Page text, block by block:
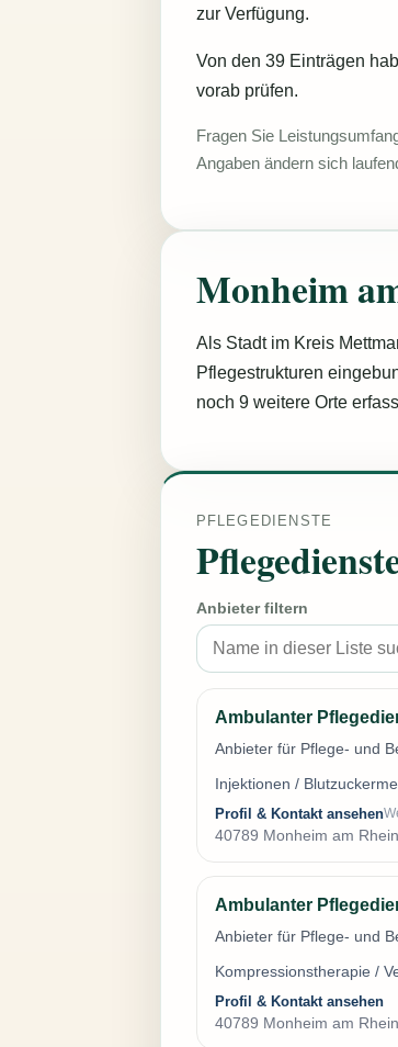
zur Verfügung.
Von den 39 Einträgen
vorab prüfen.
Fragen Sie
Angaben ändern sich
Monheim
Als Stadt im Kreis
Pflegestrukturen
noch 9 weitere Orte
PFLEGEDIENSTE
Anbieter filtern
Ambulanter
Anbieter für Pflege- und
Injektionen /
Profil & Kontakt ansehen
40789 Monheim am Rhein
Ambulanter
Anbieter für Pflege- und
Kompressionstherapie /
Profil & Kontakt ansehen
40789 Monheim am Rhein